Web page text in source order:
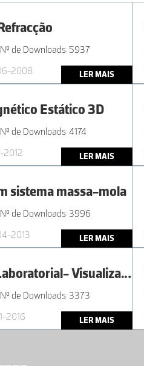
Nº de Downloads: 5937
2008
LER MAIS
Estático 3D
Nº de Downloads: 4174
2012
LER MAIS
sistema massa-mola
Nº de Downloads: 3996
2013
LER MAIS
Protocolo Laboratorial- Visualização de ondas sonoras e determinação do período e da frequência de um diapasão
Nº de Downloads: 3373
2016
LER MAIS